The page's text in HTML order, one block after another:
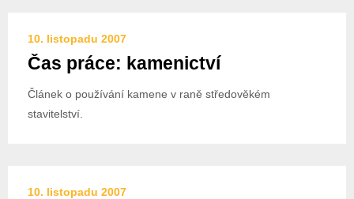
10. listopadu 2007
Čas práce: kamenictví
Článek o používání kamene v raně středověkém
stavitelství.
10. listopadu 2007